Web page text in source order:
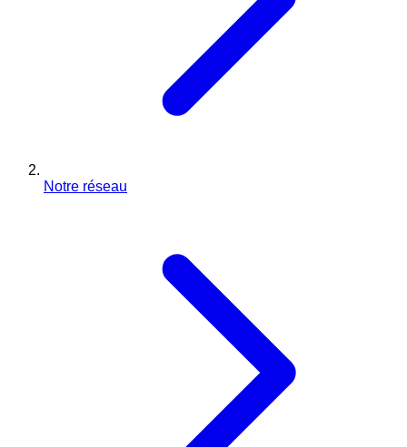
Notre réseau